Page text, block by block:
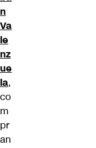
n
Va
le
nz
ue
la,
co
m
pr
an